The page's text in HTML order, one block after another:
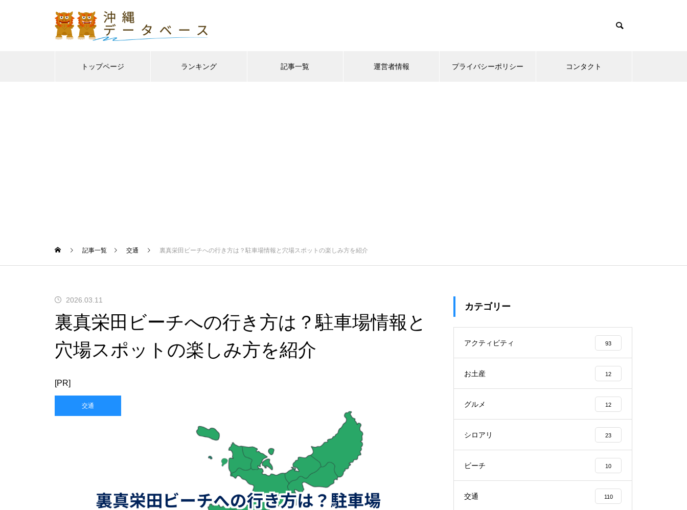
トップページ ランキング 記事一覧 運営者情報 プライバシーポリシー コンタクト
記事一覧 交通 裏真栄田ビーチへの行き方は？駐車場情報と穴場スポットの楽しみ方を紹介
2026.03.11
裏真栄田ビーチへの行き方は？駐車場情報と
穴場スポットの楽しみ方を紹介
[PR]
交通
カテゴリー
アクティビティ 93
お土産 12
グルメ 12
シロアリ 23
ビーチ 10
交通 110